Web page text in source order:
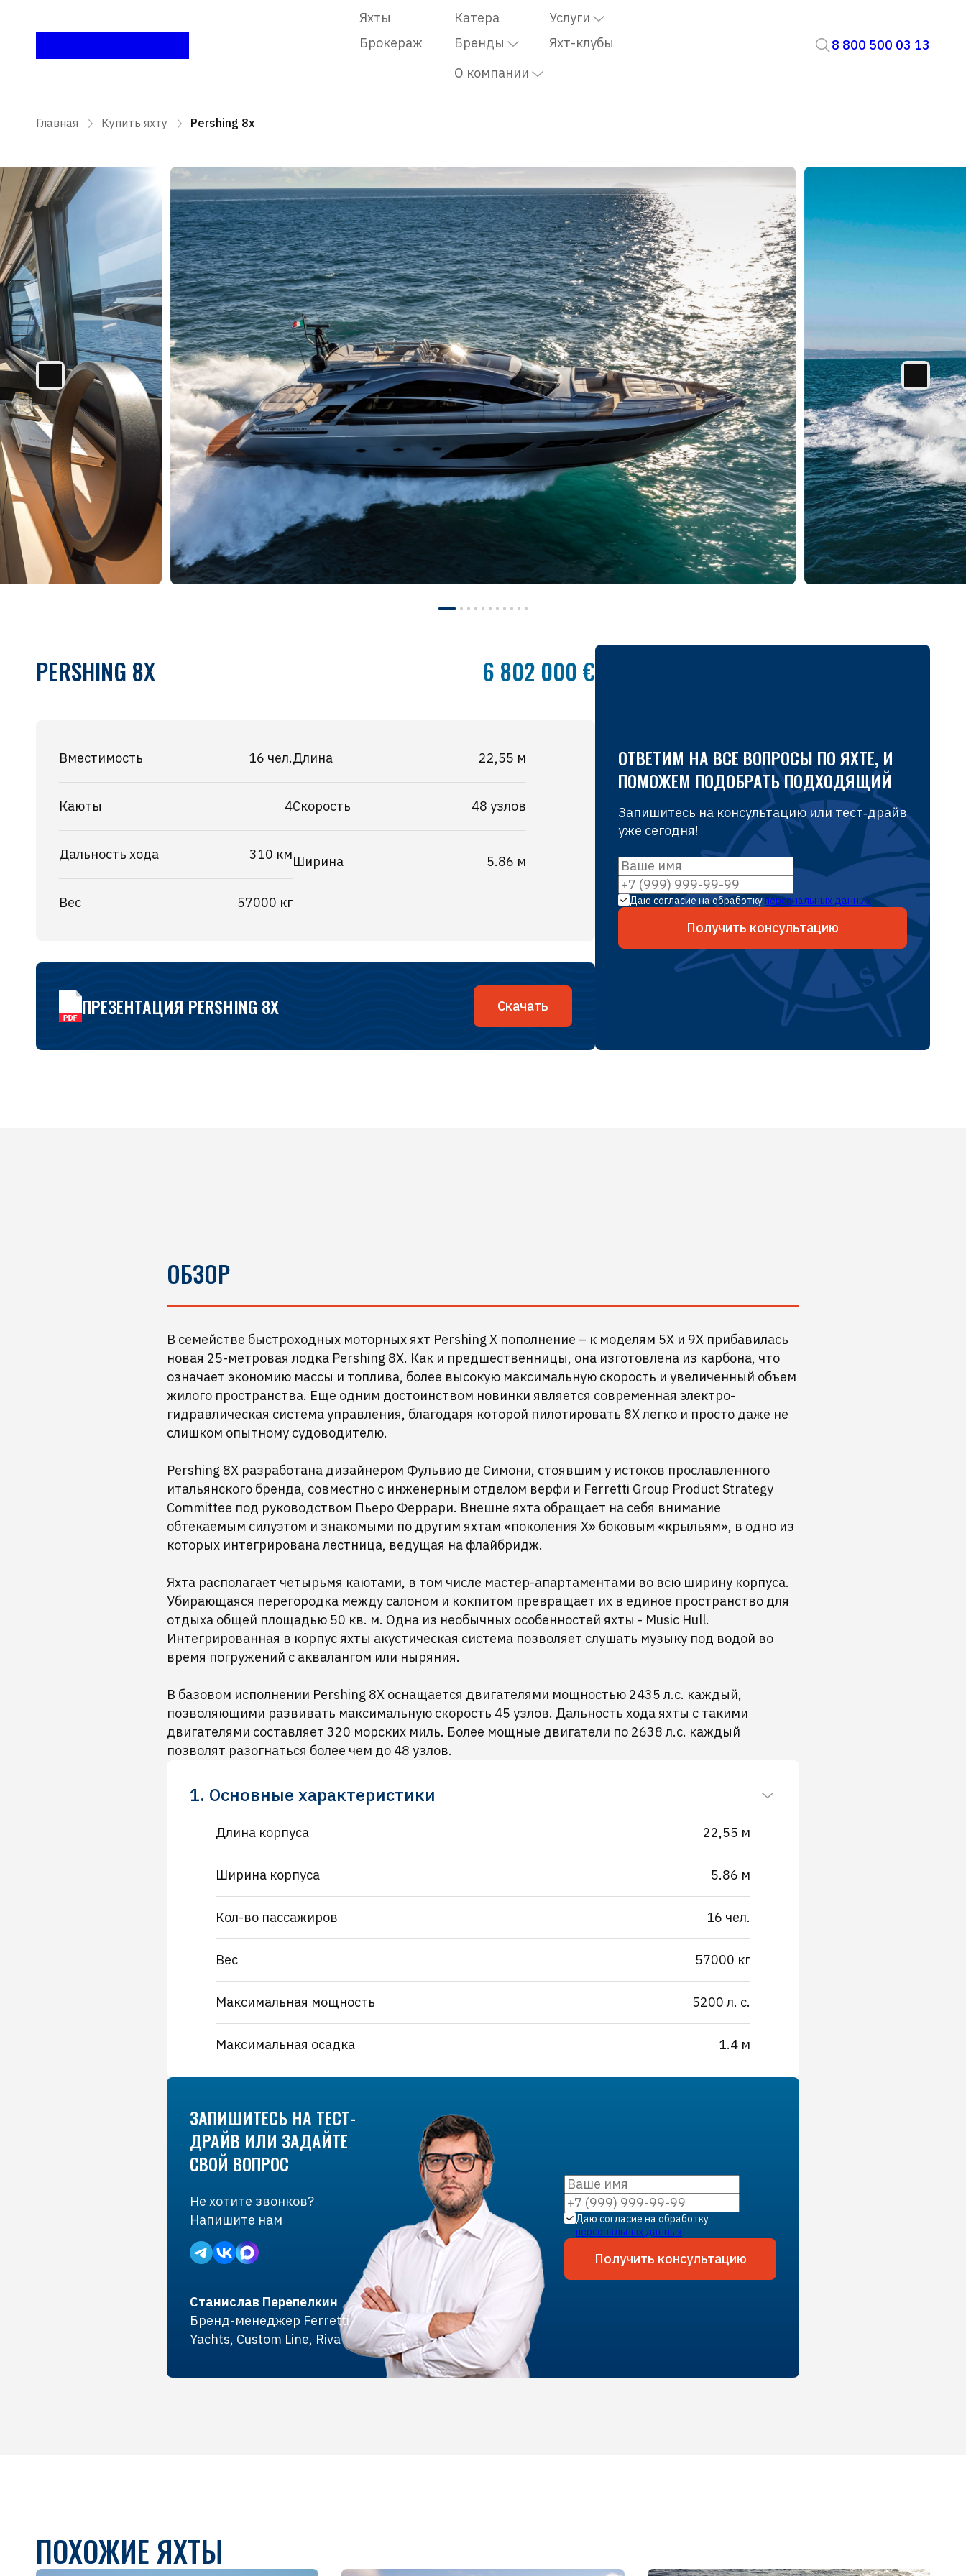
Яхты
Катера
Брокераж
Бренды
Услуги
Яхт-клубы
О компании
8 800 500 03 13
Главная Купить яхту Pershing 8x
PERSHING 8X 6 802 000 €
Вместимость 16 чел.Длина 22,55 м
Каюты 4Скорость 48 узлов
Дальность хода 310 кмШирина 5.86 м
Вес 57000 кг
ПРЕЗЕНТАЦИЯ PERSHING 8X Скачать
ОТВЕТИМ НА ВСЕ ВОПРОСЫ ПО ЯХТЕ, И
ПОМОЖЕМ ПОДОБРАТЬ ПОДХОДЯЩИЙ
Запишитесь на консультацию или тест‑драйв
уже сегодня!
Даю согласие на обработкуперсональных данных
Получить консультацию
ОБЗОР
В семействе быстроходных моторных яхт Pershing X пополнение – к моделям 5X и 9X прибавилась
новая 25-метровая лодка Pershing 8X. Как и предшественницы, она изготовлена из карбона, что
означает экономию массы и топлива, более высокую максимальную скорость и увеличенный объем
жилого пространства. Еще одним достоинством новинки является современная электро-
гидравлическая система управления, благодаря которой пилотировать 8X легко и просто даже не
слишком опытному судоводителю.
Pershing 8X разработана дизайнером Фульвио де Симони, стоявшим у истоков прославленного
итальянского бренда, совместно с инженерным отделом верфи и Ferretti Group Product Strategy
Committee под руководством Пьеро Феррари. Внешне яхта обращает на себя внимание
обтекаемым силуэтом и знакомыми по другим яхтам «поколения X» боковым «крыльям», в одно из
которых интегрирована лестница, ведущая на флайбридж.
Яхта располагает четырьмя каютами, в том числе мастер-апартаментами во всю ширину корпуса.
Убирающаяся перегородка между салоном и кокпитом превращает их в единое пространство для
отдыха общей площадью 50 кв. м. Одна из необычных особенностей яхты - Music Hull.
Интегрированная в корпус яхты акустическая система позволяет слушать музыку под водой во
время погружений с аквалангом или ныряния.
В базовом исполнении Pershing 8X оснащается двигателями мощностью 2435 л.с. каждый,
позволяющими развивать максимальную скорость 45 узлов. Дальность хода яхты с такими
двигателями составляет 320 морских миль. Более мощные двигатели по 2638 л.с. каждый
позволят разогнаться более чем до 48 узлов.
1. Основные характеристики
Длина корпуса 22,55 м
Ширина корпуса 5.86 м
Кол-во пассажиров 16 чел.
Вес 57000 кг
Максимальная мощность 5200 л. с.
Максимальная осадка 1.4 м
ЗАПИШИТЕСЬ НА ТЕСТ-
ДРАЙВ ИЛИ ЗАДАЙТЕ
СВОЙ ВОПРОС
Не хотите звонков?
Напишите нам
Станислав Перепелкин
Бренд-менеджер Ferretti
Yachts, Custom Line, Riva
Даю согласие на обработку
персональных данных
Получить консультацию
ПОХОЖИЕ ЯХТЫ